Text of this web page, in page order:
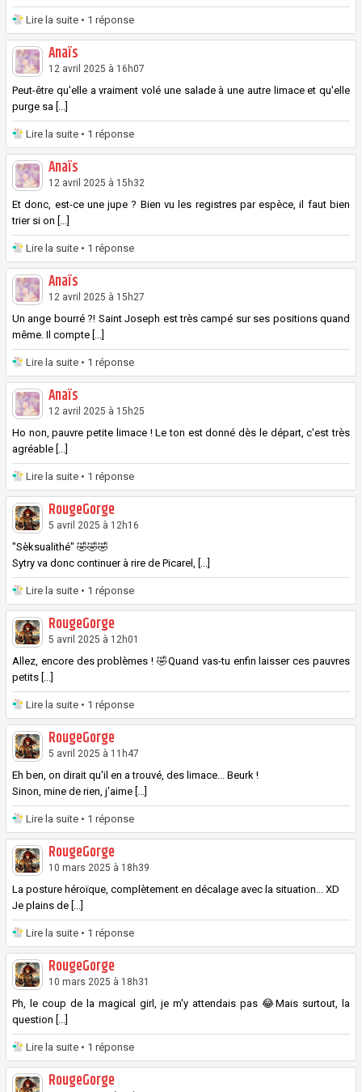
Lire la suite • 1 réponse
Anaïs
12 avril 2025 à 16h07
Peut-être qu'elle a vraiment volé une salade à une autre limace et qu'elle
purge sa [...]
Lire la suite • 1 réponse
Anaïs
12 avril 2025 à 15h32
Et donc, est-ce une jupe ? Bien vu les registres par espèce, il faut bien
trier si on [...]
Lire la suite • 1 réponse
Anaïs
12 avril 2025 à 15h27
Un ange bourré ?! Saint Joseph est très campé sur ses positions quand
même. Il compte [...]
Lire la suite • 1 réponse
Anaïs
12 avril 2025 à 15h25
Ho non, pauvre petite limace ! Le ton est donné dès le départ, c'est très
agréable [...]
Lire la suite • 1 réponse
RougeGorge
5 avril 2025 à 12h16
"Sèksualithé" 🤣🤣🤣
Sytry va donc continuer à rire de Picarel, [...]
Lire la suite • 1 réponse
RougeGorge
5 avril 2025 à 12h01
Allez, encore des problèmes ! 🤣Quand vas-tu enfin laisser ces pauvres
petits [...]
Lire la suite • 1 réponse
RougeGorge
5 avril 2025 à 11h47
Eh ben, on dirait qu'il en a trouvé, des limace... Beurk !
Sinon, mine de rien, j'aime [...]
Lire la suite • 1 réponse
RougeGorge
10 mars 2025 à 18h39
La posture héroïque, complètement en décalage avec la situation... XD
Je plains de [...]
Lire la suite • 1 réponse
RougeGorge
10 mars 2025 à 18h31
Ph, le coup de la magical girl, je m'y attendais pas 😂Mais surtout, la
question [...]
Lire la suite • 1 réponse
RougeGorge